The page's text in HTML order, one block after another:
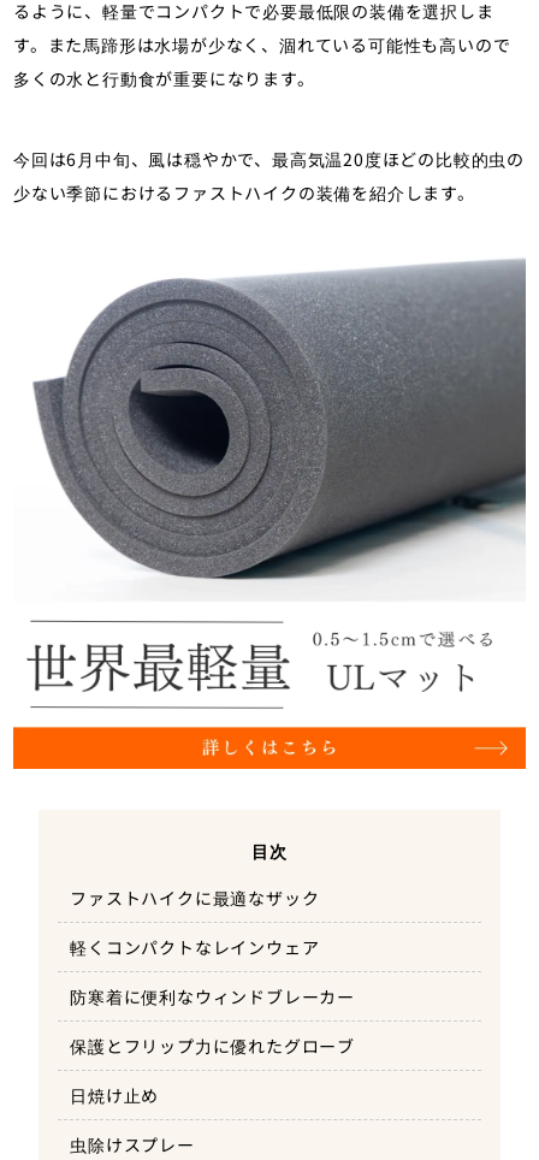
るように、軽量でコンパクトで必要最低限の装備を選択しま
す。また馬蹄形は水場が少なく、涸れている可能性も高いので
多くの水と行動食が重要になります。
今回は6月中旬、風は穏やかで、最高気温20度ほどの比較的虫の
少ない季節におけるファストハイクの装備を紹介します。
目次
ファストハイクに最適なザック
軽くコンパクトなレインウェア
防寒着に便利なウィンドブレーカー
保護とフリップ力に優れたグローブ
日焼け止め
虫除けスプレー